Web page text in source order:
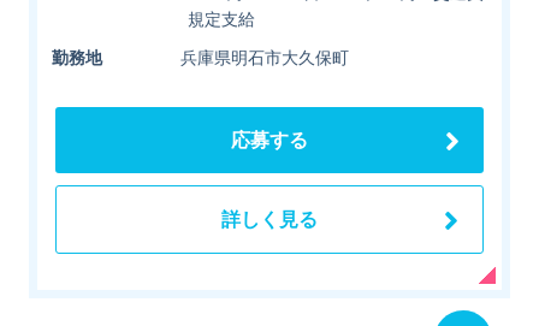
規定支給
勤務地
兵庫県明石市大久保町
応募する
詳しく見る